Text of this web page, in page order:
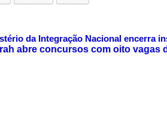
da Integração Nacional encerra